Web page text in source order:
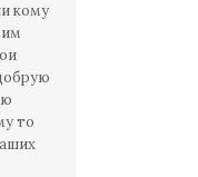
кому
то